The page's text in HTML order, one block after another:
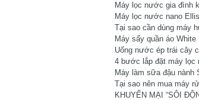
Máy lọc nước gia đình
Máy lọc nước nano
Tại sao cần dùng máy
Máy sấy quần áo
Uống nước ép trái cây
4 bước lắp đặt máy lọc
Máy làm sữa đậu nành
Tại sao nên mua máy
KHUYẾN MẠI “SÔI